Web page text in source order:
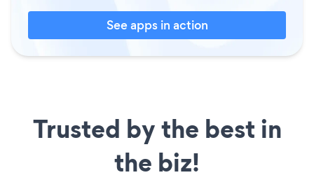
See apps in action
Trusted by the best in
the biz!